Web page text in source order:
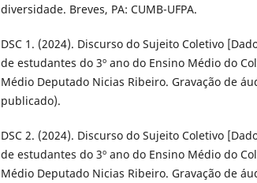
diversidade. Breves, PA: CUMB-UFPA.
DSC 1. (2024). Discurso do Sujeito Coletivo
de estudantes do 3º ano do Ensino Médio do
Médio Deputado Nicias Ribeiro. Gravação de
publicado).
DSC 2. (2024). Discurso do Sujeito Coletivo
de estudantes do 3º ano do Ensino Médio do
Médio Deputado Nicias Ribeiro. Gravação de